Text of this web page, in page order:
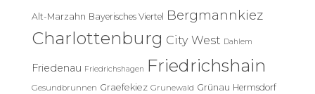
a
c
:
Alt-Marzahn Bayerisches Viertel Bergmannkiez
Charlottenburg City West Dahlem
Friedenau Friedrichshagen Friedrichshain
Gesundbrunnen Graefekiez Grunewald Grünau Hermsdorf